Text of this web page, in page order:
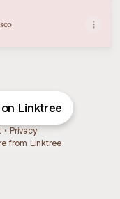
Linktree
• Privacy
from Linktree